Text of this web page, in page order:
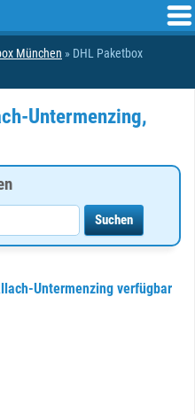
München » DHL Paketbox
Untermenzing,
Untermenzing verfügbar